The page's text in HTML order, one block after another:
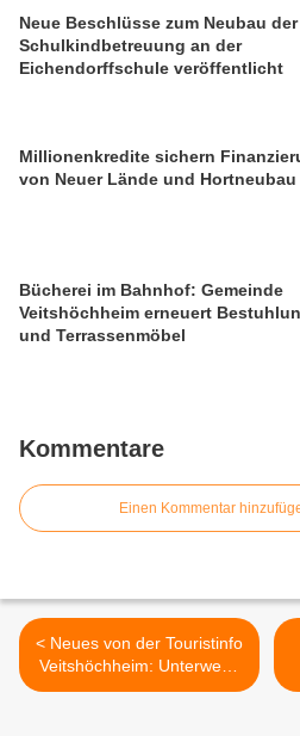
Neue Beschlüsse zum Neubau der
Schulkindbetreuung an der
Eichendorffschule veröffentlicht
Millionenkredite sichern
von Neuer Lände und Hortneubau
Bücherei im Bahnhof: Gemeinde
Veitshöchheim erneuert
und Terrassenmöbel
Kommentare
Einen Kommentar
< Neues von der Touristinfo
Veitshöchheim: Unterwegs
mit Tag- und Nachtwächter